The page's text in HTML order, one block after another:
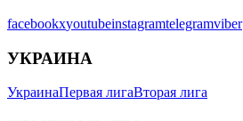
facebookxyoutubeinstagramtelegramviber
УКРАИНА
УкраинаПервая лигаВторая лига